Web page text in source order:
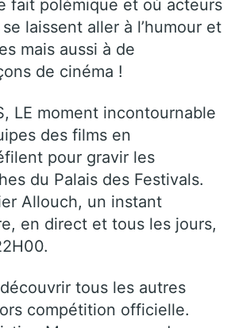
fait polémique et où acteurs
laissent aller à l’humour et
mais aussi à de
de cinéma !
LE moment incontournable
des films en
pour gravir les
du Palais des Festivals.
Allouch, un instant
en direct et tous les jours,
tous les autres
compétition officielle.